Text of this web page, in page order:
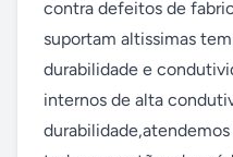
contra defeitos de
suportam altissimas
durabilidade e
internos de alta